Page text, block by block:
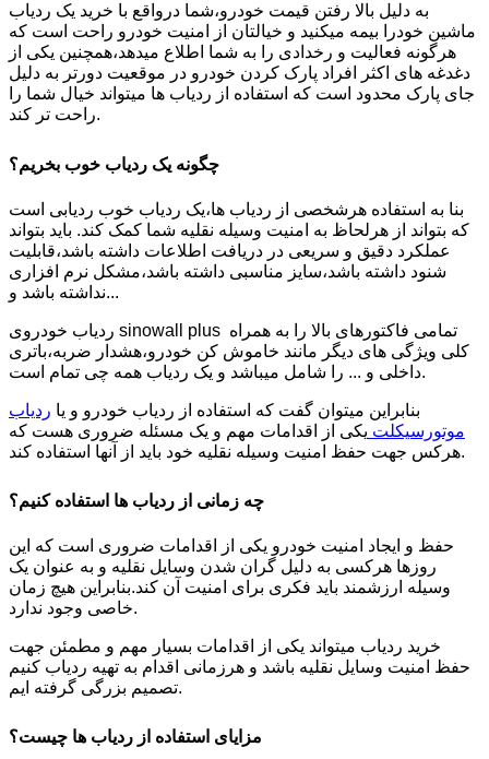
به دلیل بالا رفتن قیمت خودرو،شما درواقع با خرید یک ردیاب
ماشین خودرا بیمه میکنید و خیالتان از امنیت خودرو راحت است که
هرگونه فعالیت و رخدادی را به شما اطلاع میدهد،همچنین یکی از
دغدغه های اکثر افراد پارک کردن خودرو در موقعیت دورتر به دلیل
جای پارک محدود است که استفاده از ردیاب ها میتواند خیال شما را
راحت تر کند.
چگونه یک ردیاب خوب بخریم؟
بنا به استفاده هرشخصی از ردیاب ها،یک ردیاب خوب ردیابی است
که بتواند از هرلحاظ به امنیت وسیله نقلیه شما کمک کند. باید بتواند
عملکرد دقیق و سریعی در دریافت اطلاعات داشته باشد،قابلیت
شنود داشته باشد،سایز مناسبی داشته باشد،مشکل نرم افزاری
نداشته باشد و...
ردیاب خودروی sinowall plus تمامی فاکتورهای بالا را به همراه
کلی ویژگی های دیگر مانند خاموش کن خودرو،هشدار ضربه،باتری
داخلی و ... را شامل میباشد و یک ردیاب همه چی تمام است.
بنابراین میتوان گفت که استفاده از ردیاب خودرو و یا ردیاب
موتورسیکلت یکی از اقدامات مهم و یک مسئله ضروری هست که
هرکس جهت حفظ امنیت وسیله نقلیه خود باید از آنها استفاده کند.
چه زمانی از ردیاب ها استفاده کنیم؟
حفظ و ایجاد امنیت خودرو یکی از اقدامات ضروری است که این
روزها هرکسی به دلیل گران شدن وسایل نقلیه و به عنوان یک
وسیله ارزشمند باید فکری برای امنیت آن کند.بنابراین هیچ زمان
خاصی وجود ندارد.
خرید ردیاب میتواند یکی از اقدامات بسیار مهم و مطمئن جهت
حفظ امنیت وسایل نقلیه باشد و هرزمانی اقدام به تهیه ردیاب کنیم
تصمیم بزرگی گرفته ایم.
مزایای استفاده از ردیاب ها چیست؟